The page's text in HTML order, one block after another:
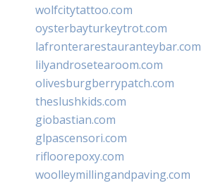
wolfcitytattoo.com
oysterbayturkeytrot.com
lafronterarestauranteybar.com
lilyandrosetearoom.com
olivesburgberrypatch.com
theslushkids.com
giobastian.com
glpascensori.com
rifloorepoxy.com
woolleymillingandpaving.com